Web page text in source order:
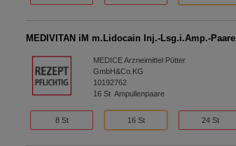
MEDIVITAN iM m.Lidocain Inj.-Lsg.i.Amp.-Paare
MEDICE Arzneimittel Pütter
GmbH&Co.KG
10192762
16St Ampullenpaare
8 St 16 St 24 St